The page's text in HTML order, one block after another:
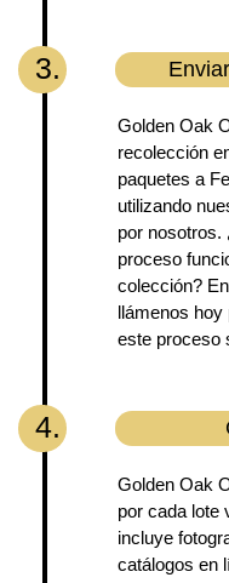
3.
Golden Oak
recolección
paquetes a
utilizando
por nosotros.
proceso
colección?
llámenos
este proceso
4.
Golden Oak
por cada lote
incluye
catálogos en